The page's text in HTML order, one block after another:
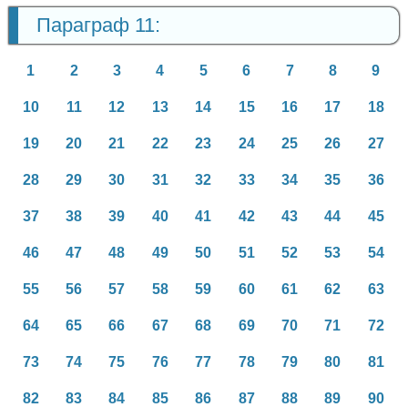
Параграф 11:
1 2 3 4 5 6 7 8 9
10 11 12 13 14 15 16 17 18
19 20 21 22 23 24 25 26 27
28 29 30 31 32 33 34 35 36
37 38 39 40 41 42 43 44 45
46 47 48 49 50 51 52 53 54
55 56 57 58 59 60 61 62 63
64 65 66 67 68 69 70 71 72
73 74 75 76 77 78 79 80 81
82 83 84 85 86 87 88 89 90